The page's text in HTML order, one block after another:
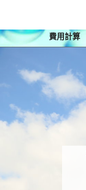
費用計算